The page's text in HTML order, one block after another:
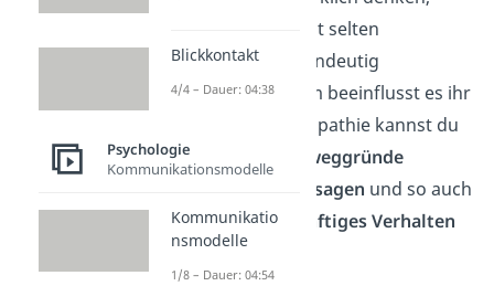
fühlen und wollen, ist selten
offensichtlich und eindeutig
erkennbar. Trotzdem beeinflusst es ihr
Verhalten. Durch Empathie kannst du
ihreMotive und Beweggründe
zutreffender vorhersagen und so auch
besser auf ihr zukünftiges Verhalten
schließen.
Blickkontakt
4/4 – Dauer: 04:38
Psychologie
Kommunikationsmodelle
Kommunikatio
nsmodelle
1/8 – Dauer: 04:54